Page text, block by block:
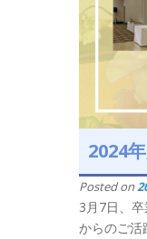
2024
Posted on
3月7日、
からのご